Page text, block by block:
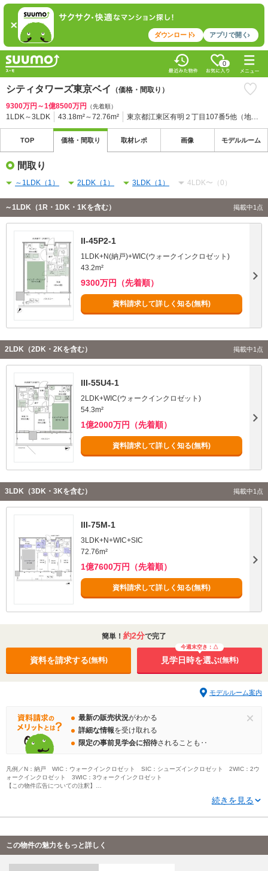
ダウンロード アプリで開く
0
シティタワーズ東京ベイ
（価格・間取り）
9300万円～1億8500万円
（先着順）
1LDK～3LDK 43.18m²～72.76m² 東京都江東区有明２丁目107番5他（地番）
TOP 価格・ 間取り 取材レポ 画像 モデルルーム
間取り
～1LDK（1） 2LDK（1） 3LDK（1） 4LDK〜（0）
～1LDK（1R・1DK・1Kを含む） 掲載中1点
II-45P2-1
1LDK+N(納戸)+WIC(ウォークインクロゼット)
43.2m²
9300万円（先着順）
資料請求して詳しく知る(無料)
2LDK（2DK・2Kを含む） 掲載中1点
III-55U4-1
2LDK+WIC(ウォークインクロゼット)
54.3m²
1億2000万円（先着順）
資料請求して詳しく知る(無料)
3LDK（3DK・3Kを含む） 掲載中1点
III-75M-1
3LDK+N+WIC+SIC
72.76m²
1億7600万円（先着順）
資料請求して詳しく知る(無料)
簡単！ 約2分で完了
資料を請求する(無料)
今週末空き：△
見学日時を選ぶ(無料)
モデルルーム案内
最新の販売状況がわかる
詳細な情報を受け取れる
限定の事前見学会に招待されることも‥
凡例／N：納戸 WIC：ウォークインクロゼット SIC：シューズインクロゼット 2WIC：2ウ
ォークインクロゼット 3WIC：3ウォークインクロゼット
【この物件広告についての注釈】
いない場合があります。住戸タイプと各住戸の価格帯表記について、単位（1000万円・100万
※「モデルルーム」とは、間取りや仕様・設備などを知ることができる施設全般を指し、それ
らの一部のみ展示している「サンプルルーム」や「ギャラリー」、「インフォメーションセン
続きを見る
この物件の魅力をもっと詳しく